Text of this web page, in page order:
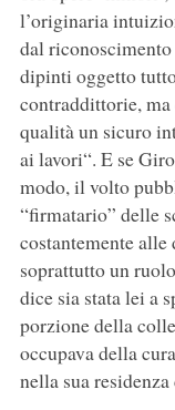
l’originaria
dal
dipinti oggetto
contraddittorie,
qualità un sicuro
ai lavori“. E se
modo, il volto
“firmatario” delle
costantemente
soprattutto un
dice sia stata lei a
porzione della
occupava della
nella sua